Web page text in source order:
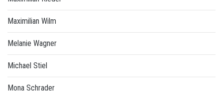
Maximilian Wilm
Melanie Wagner
Michael Stiel
Mona Schrader